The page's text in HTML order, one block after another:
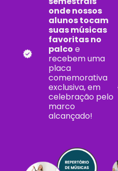
onde nossos
alunos tocam
suas músicas
favoritas no
palco e
recebem uma
placa
comemorativa
exclusiva, em
celebração pelo
marco
alcançado!